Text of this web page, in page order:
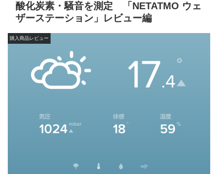
酸化炭素・騒音を測定 「NETATMO ウェ
ザーステーション」レビュー編
購入商品レビュー